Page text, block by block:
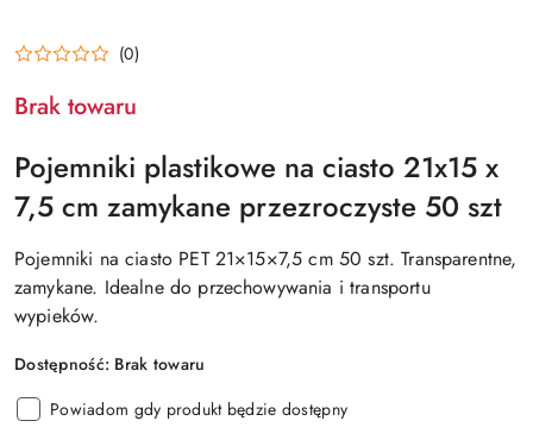
(0)
Brak towaru
Pojemniki plastikowe na ciasto 21x15 x
7,5 cm zamykane przezroczyste 50 szt
Pojemniki na ciasto PET 21×15×7,5 cm 50 szt. Transparentne,
zamykane. Idealne do przechowywania i transportu
wypieków.
Dostępność: Brak towaru
Powiadom gdy produkt będzie dostępny